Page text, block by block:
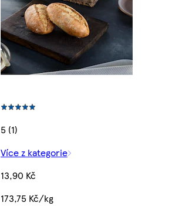
5 (1)
Více z kategorie
13,90 Kč
173,75 Kč/kg